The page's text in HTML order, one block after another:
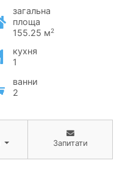
загальна
площа
155.25 м2
кухня
1
ванни
2
Запитати